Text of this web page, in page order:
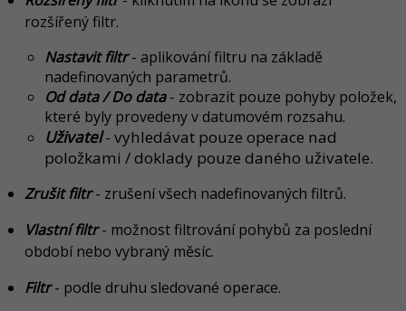
rozšířený filtr.
Nastavit filtr- aplikování filtru na základě
nadefinovaných parametrů.
Od data / Do data- zobrazit pouze pohyby položek,
které byly provedeny v datumovém rozsahu.
Uživatel- vyhledávat pouze operace nad
položkami / doklady pouze daného uživatele.
Zrušit filtr- zrušení všech nadefinovaných filtrů.
Vlastní filtr- možnost filtrování pohybů za poslední
období nebo vybraný měsíc.
Filtr- podle druhu sledované operace.